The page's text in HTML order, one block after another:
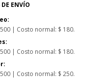
ENVÍO
| Costo normal: $ 180.
| Costo normal: $ 180.
| Costo normal: $ 250.